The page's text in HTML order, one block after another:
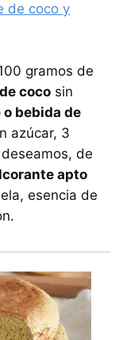
de coco y
gramos de
coco sin
o bebida de
azúcar, 3
de
apto
esencia de